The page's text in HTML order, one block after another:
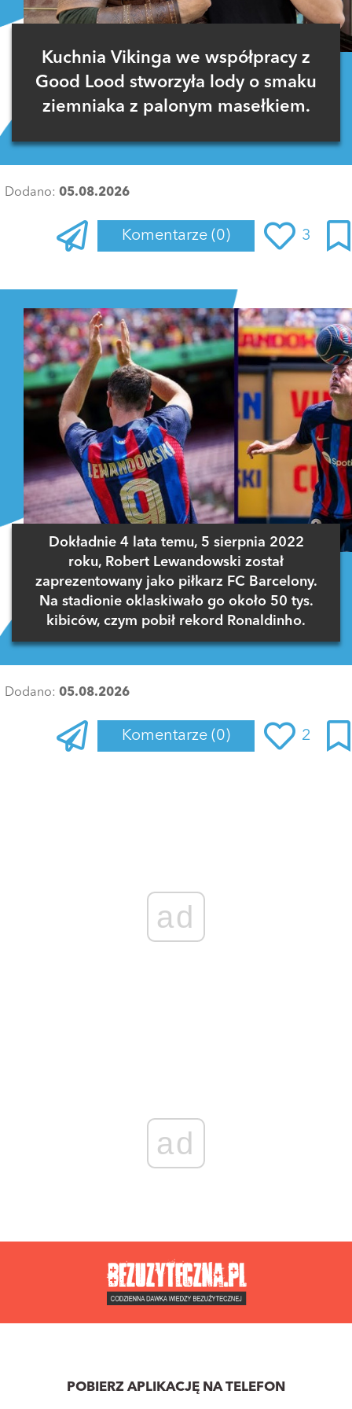
Kuchnia Vikinga we współpracy z
Good Lood stworzyła lody o smaku
ziemniaka z palonym masełkiem.
Dodano: 05.08.2026
Komentarze (0) 3
Dokładnie 4 lata temu, 5 sierpnia 2022
roku, Robert Lewandowski został
zaprezentowany jako piłkarz FC Barcelony.
Na stadionie oklaskiwało go około 50 tys.
kibiców, czym pobił rekord Ronaldinho.
Dodano: 05.08.2026
Komentarze (0) 2
ad
ad
POBIERZ APLIKACJĘ NA TELEFON